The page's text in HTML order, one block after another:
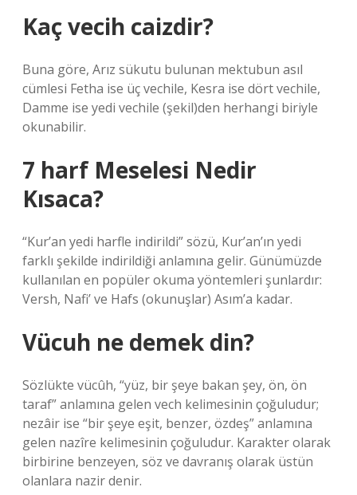
Kaç vecih caizdir?
Buna göre, Arız sükutu bulunan mektubun asıl
cümlesi Fetha ise üç vechile, Kesra ise dört vechile,
Damme ise yedi vechile (şekil)den herhangi biriyle
okunabilir.
7 harf Meselesi Nedir
Kısaca?
“Kur’an yedi harfle indirildi” sözü, Kur’an’ın yedi
farklı şekilde indirildiği anlamına gelir. Günümüzde
kullanılan en popüler okuma yöntemleri şunlardır:
Versh, Nafi’ ve Hafs (okunuşlar) Asım’a kadar.
Vücuh ne demek din?
Sözlükte vücûh, “yüz, bir şeye bakan şey, ön, ön
taraf” anlamına gelen vech kelimesinin çoğuludur;
nezâir ise “bir şeye eşit, benzer, özdeş” anlamına
gelen nazîre kelimesinin çoğuludur. Karakter olarak
birbirine benzeyen, söz ve davranış olarak üstün
olanlara nazir denir.